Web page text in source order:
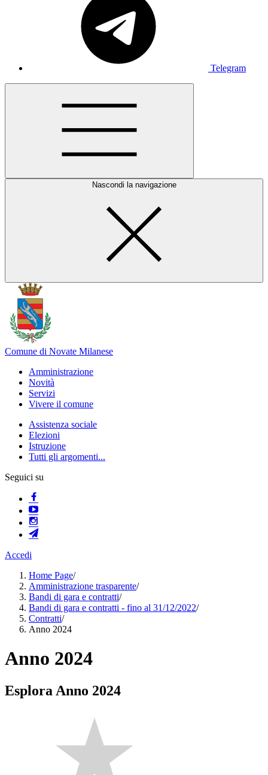
Telegram
Nascondi la navigazione
Comune di Novate Milanese
Amministrazione
Novità
Servizi
Vivere il comune
Assistenza sociale
Elezioni
Istruzione
Tutti gli argomenti...
Seguici su
Accedi
Home Page/
Amministrazione trasparente/
Bandi di gara e contratti/
Bandi di gara e contratti - fino al 31/12/2022/
Contratti/
Anno 2024
Anno 2024
Esplora Anno 2024